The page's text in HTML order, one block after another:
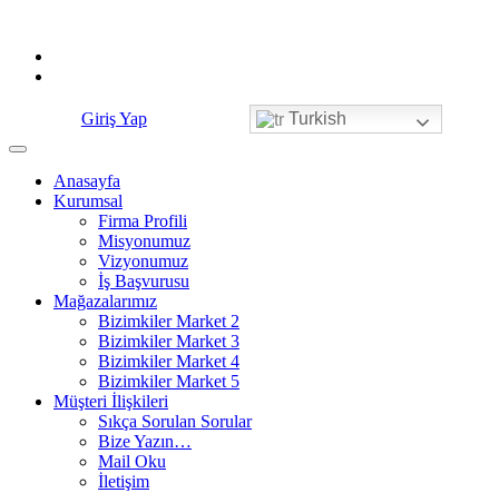
content
Giriş Yap Turkish
Anasayfa
Kurumsal
Firma Profili
Misyonumuz
Vizyonumuz
İş Başvurusu
Mağazalarımız
Bizimkiler Market 2
Bizimkiler Market 3
Bizimkiler Market 4
Bizimkiler Market 5
Müşteri İlişkileri
Sıkça Sorulan Sorular
Bize Yazın…
Mail Oku
İletişim